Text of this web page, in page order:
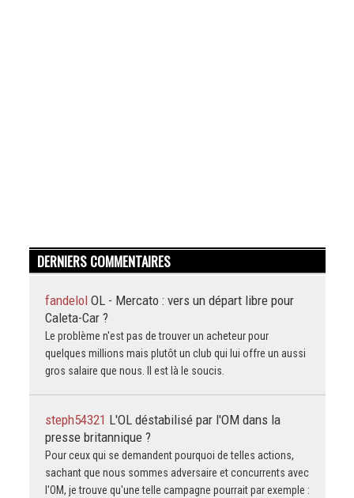
DERNIERS COMMENTAIRES
fandelol OL - Mercato : vers un départ libre pour
Caleta-Car ?
Le problème n'est pas de trouver un acheteur pour
quelques millions mais plutôt un club qui lui offre un aussi
gros salaire que nous. Il est là le soucis.
steph54321 L'OL déstabilisé par l'OM dans la
presse britannique ?
Pour ceux qui se demandent pourquoi de telles actions,
sachant que nous sommes adversaire et concurrents avec
l'OM, je trouve qu'une telle campagne pourrait par exemple :